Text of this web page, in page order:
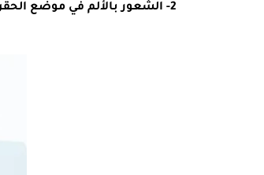
2- الشعور بالألم في موضع الحقن ويمكن أن يخفف الثلج من الإحساس بالألم